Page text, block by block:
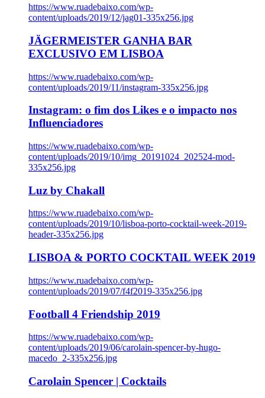
https://www.ruadebaixo.com/wp-
content/uploads/2019/12/jag01-335x256.jpg
JÄGERMEISTER GANHA BAR
EXCLUSIVO EM LISBOA
https://www.ruadebaixo.com/wp-
content/uploads/2019/11/instagram-335x256.jpg
Instagram: o fim dos Likes e o impacto nos
Influenciadores
https://www.ruadebaixo.com/wp-
content/uploads/2019/10/img_20191024_202524-mod-
335x256.jpg
Luz by Chakall
https://www.ruadebaixo.com/wp-
content/uploads/2019/10/lisboa-porto-cocktail-week-2019-
header-335x256.jpg
LISBOA & PORTO COCKTAIL WEEK 2019
https://www.ruadebaixo.com/wp-
content/uploads/2019/07/f4f2019-335x256.jpg
Football 4 Friendship 2019
https://www.ruadebaixo.com/wp-
content/uploads/2019/06/carolain-spencer-by-hugo-
macedo_2-335x256.jpg
Carolain Spencer | Cocktails